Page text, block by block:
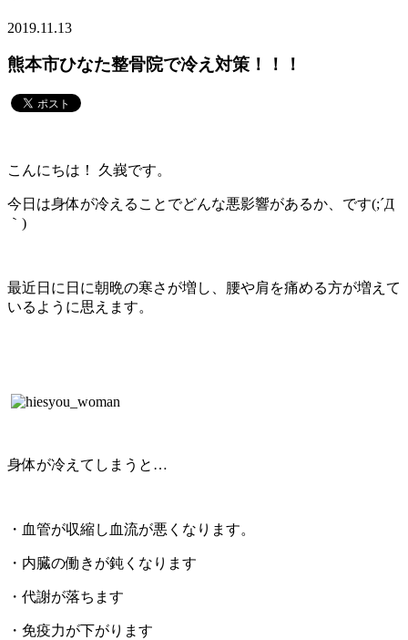
2019.11.13
熊本市ひなた整骨院で冷え対策！！！
こんにちは！ 久峩です。
今日は身体が冷えることでどんな悪影響があるか、です(;´Д
｀)
最近日に日に朝晩の寒さが増し、腰や肩を痛める方が増えて
いるように思えます。
身体が冷えてしまうと…
・血管が収縮し血流が悪くなります。
・内臓の働きが鈍くなります
・代謝が落ちます
・免疫力が下がります